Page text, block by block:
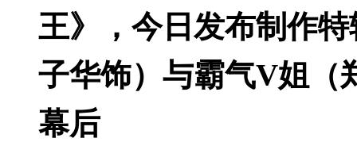
王》，今日发布制作
子华饰）与霸气V姐（
幕后